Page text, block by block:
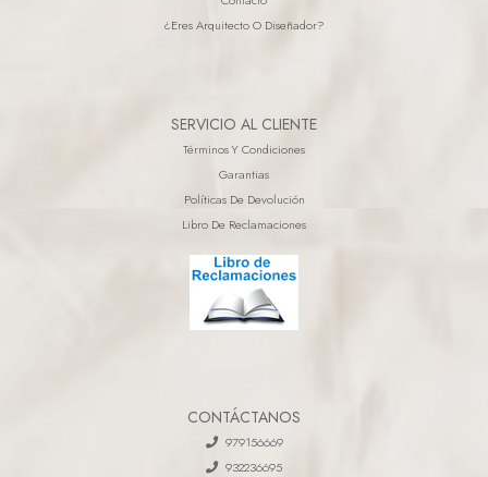
¿eres Arquitecto O Diseñador?
SERVICIO AL CLIENTE
Términos Y Condiciones
Garantias
Políticas De Devolución
Libro De Reclamaciones
CONTÁCTANOS
979156669
932236695